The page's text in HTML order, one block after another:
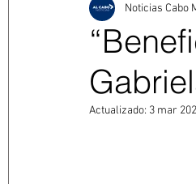
Entérate
Ayuntamiento de Los Cabos
Noticias Cabo
Actualizado: 3 mar